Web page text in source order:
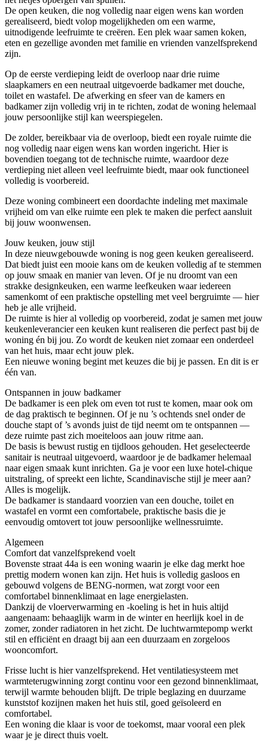
De open keuken, die nog volledig naar eigen wens kan worden
gerealiseerd, biedt volop mogelijkheden om een warme,
uitnodigende leefruimte te creëren. Een plek waar samen koken,
eten en gezellige avonden met familie en vrienden vanzelfsprekend
zijn.
Op de eerste verdieping leidt de overloop naar drie ruime
slaapkamers en een neutraal uitgevoerde badkamer met douche,
toilet en wastafel. De afwerking en sfeer van de kamers en
badkamer zijn volledig vrij in te richten, zodat de woning helemaal
jouw persoonlijke stijl kan weerspiegelen.
De zolder, bereikbaar via de overloop, biedt een royale ruimte die
nog volledig naar eigen wens kan worden ingericht. Hier is
bovendien toegang tot de technische ruimte, waardoor deze
verdieping niet alleen veel leefruimte biedt, maar ook functioneel
volledig is voorbereid.
Deze woning combineert een doordachte indeling met maximale
vrijheid om van elke ruimte een plek te maken die perfect aansluit
bij jouw woonwensen.
Jouw keuken, jouw stijl
In deze nieuwgebouwde woning is nog geen keuken gerealiseerd.
Dat biedt juist een mooie kans om de keuken volledig af te stemmen
op jouw smaak en manier van leven. Of je nu droomt van een
strakke designkeuken, een warme leefkeuken waar iedereen
samenkomt of een praktische opstelling met veel bergruimte — hier
heb je alle vrijheid.
De ruimte is hier al volledig op voorbereid, zodat je samen met jouw
keukenleverancier een keuken kunt realiseren die perfect past bij de
woning én bij jou. Zo wordt de keuken niet zomaar een onderdeel
van het huis, maar echt jouw plek.
Een nieuwe woning begint met keuzes die bij je passen. En dit is er
één van.
Ontspannen in jouw badkamer
De badkamer is een plek om even tot rust te komen, maar ook om
de dag praktisch te beginnen. Of je nu ’s ochtends snel onder de
douche stapt of ’s avonds juist de tijd neemt om te ontspannen —
deze ruimte past zich moeiteloos aan jouw ritme aan.
De basis is bewust rustig en tijdloos gehouden. Het geselecteerde
sanitair is neutraal uitgevoerd, waardoor je de badkamer helemaal
naar eigen smaak kunt inrichten. Ga je voor een luxe hotel-chique
uitstraling, of spreekt een lichte, Scandinavische stijl je meer aan?
Alles is mogelijk.
De badkamer is standaard voorzien van een douche, toilet en
wastafel en vormt een comfortabele, praktische basis die je
eenvoudig omtovert tot jouw persoonlijke wellnessruimte.
Algemeen
Comfort dat vanzelfsprekend voelt
Bovenste straat 44a is een woning waarin je elke dag merkt hoe
prettig modern wonen kan zijn. Het huis is volledig gasloos en
gebouwd volgens de BENG-normen, wat zorgt voor een
comfortabel binnenklimaat en lage energielasten.
Dankzij de vloerverwarming en -koeling is het in huis altijd
aangenaam: behaaglijk warm in de winter en heerlijk koel in de
zomer, zonder radiatoren in het zicht. De luchtwarmtepomp werkt
stil en efficiënt en draagt bij aan een duurzaam en zorgeloos
wooncomfort.
Frisse lucht is hier vanzelfsprekend. Het ventilatiesysteem met
warmteterugwinning zorgt continu voor een gezond binnenklimaat,
terwijl warmte behouden blijft. De triple beglazing en duurzame
kunststof kozijnen maken het huis stil, goed geïsoleerd en
comfortabel.
Een woning die klaar is voor de toekomst, maar vooral een plek
waar je je direct thuis voelt.